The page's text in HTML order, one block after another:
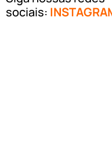
sociais: